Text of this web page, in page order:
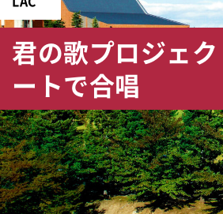
院
女
子
大
学
君の歌プロジェ
ートで合唱